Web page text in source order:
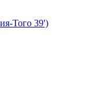
Того 39')